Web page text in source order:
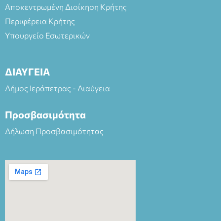
Αποκεντρωμένη Διοίκηση Κρήτης
Περιφέρεια Κρήτης
Υπουργείο Εσωτερικών
ΔΙΑΥΓΕΙΑ
Δήμος Ιεράπετρας - Διαύγεια
Προσβασιμότητα
Δήλωση Προσβασιμότητας